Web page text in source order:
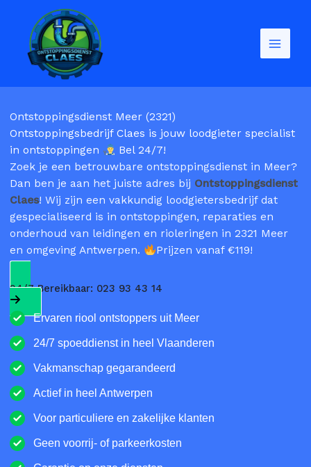
inhoud
Ontstoppingsdienst Meer (2321)
Ontstoppingsbedrijf Claes is jouw loodgieter specialist
in ontstoppingen
Bel 24/7!
Zoek je een betrouwbare ontstoppingsdienst in Meer?
Dan ben je aan het juiste adres bij Ontstoppingsdienst
Claes! Wij zijn een vakkundig loodgietersbedrijf dat
gespecialiseerd is in ontstoppingen, reparaties en
onderhoud van leidingen en rioleringen in 2321 Meer
en omgeving Antwerpen.
Prijzen vanaf €119!
24/7 Bereikbaar: 023 93 43 14
Ervaren riool ontstoppers uit Meer
24/7 spoeddienst in heel Vlaanderen
Vakmanschap gegarandeerd
Actief in heel Antwerpen
Voor particuliere en zakelijke klanten
Geen voorrij- of parkeerkosten